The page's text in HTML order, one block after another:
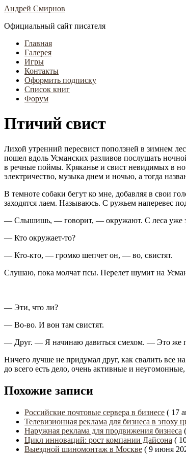
Андрей Смирнов
Официальный сайт писателя
Главная
Галерея
Игры
Контакты
Оформить подписку
Список книг
Форум
Птичий свист
Лихой утренний пересвист поползней в зимнем
пошел вдоль Усманских разливов послушать
в речные поймы. Кряканье и свист невидимых в
электричество, музыка днем и ночью, а тогда
В темноте собаки бегут ко мне, добавляя в свои
заходятся лаем. Называюсь. С ружьем наперевес
— Слышишь, — говорит, — окружают. С леса уже
— Кто окружает-то?
— Кто-кто, — громко шепчет он, — во, свистят.
Слушаю, пока молчат псы. Перелет шумит на
— Эти, что ли?
— Во-во. И вон там свистят.
— Друг. — Я начинаю давиться смехом. — Это же
Ничего лучше не придумал друг, как свалить все
до всего есть дело, очень активные и
Похожие записи
Российские почтовые сервера в бизнесе ( 17
Телевизионная реклама для бизнеса в эпоху
Наружная реклама для продвижения бизнеса
Цикл инноваций: рост компании Дайсона (
Выездной шиномонтаж в Москве ( 9 июня